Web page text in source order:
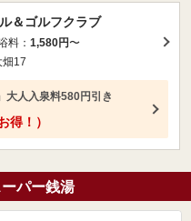
＆ゴルフクラブ
料： 1,580円〜
畑17
大人入泉料580円引き
得！）
パー銭湯